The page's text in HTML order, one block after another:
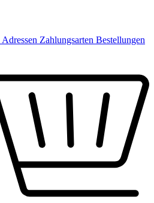
Adressen Zahlungsarten Bestellungen